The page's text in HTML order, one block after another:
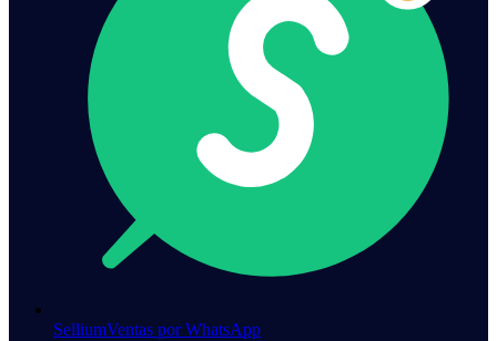
SelliumVentas por WhatsApp